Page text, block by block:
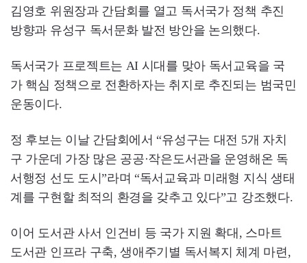
김영호 위원장과 간담회를 열고 독서국가 정책 추진
방향과 유성구 독서문화 발전 방안을 논의했다.
독서국가 프로젝트는 AI 시대를 맞아 독서교육을 국
가 핵심 정책으로 전환하자는 취지로 추진되는 범국민
운동이다.
정 후보는 이날 간담회에서 “유성구는 대전 5개 자치
구 가운데 가장 많은 공공·작은도서관을 운영해온 독
서행정 선도 도시”라며 “독서교육과 미래형 지식 생태
계를 구현할 최적의 환경을 갖추고 있다”고 강조했다.
이어 도서관 사서 인건비 등 국가 지원 확대, 스마트
도서관 인프라 구축, 생애주기별 독서복지 체계 마련,